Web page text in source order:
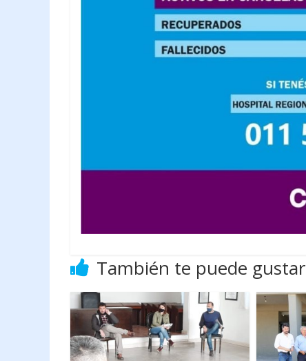
También te puede gustar